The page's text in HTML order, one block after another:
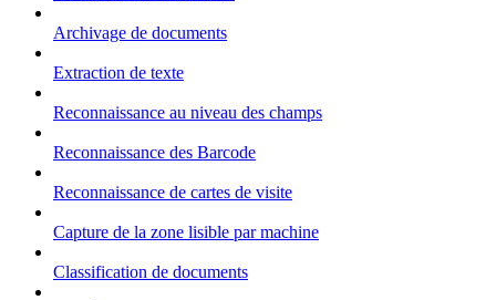
Archivage de documents
Extraction de texte
Reconnaissance au niveau des champs
Reconnaissance des Barcode
Reconnaissance de cartes de visite
Capture de la zone lisible par machine
Classification de documents